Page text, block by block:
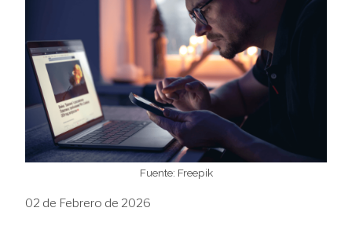
Fuente: Freepik
02 de Febrero de 2026